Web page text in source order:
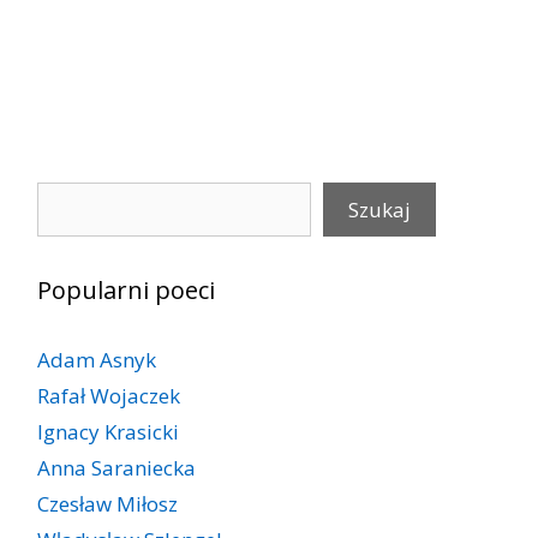
Szukaj
Popularni poeci
Adam Asnyk
Rafał Wojaczek
Ignacy Krasicki
Anna Saraniecka
Czesław Miłosz